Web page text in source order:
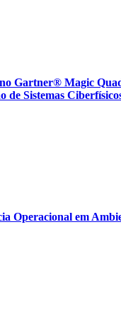
Gartner® Magic
de Sistemas
Operacional em